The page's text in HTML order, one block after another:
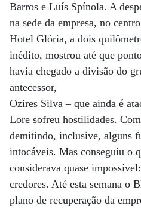
Barros e Luís Spínola. A
na sede da empresa, no
Hotel Glória, a dois
inédito, mostrou até que
havia chegado a divisão do
antecessor,
Ozires Silva – que ainda é
Lore sofreu hostilidades.
demitindo, inclusive, alguns
intocáveis. Mas conseguiu o
considerava quase
credores. Até esta semana o
plano de recuperação da